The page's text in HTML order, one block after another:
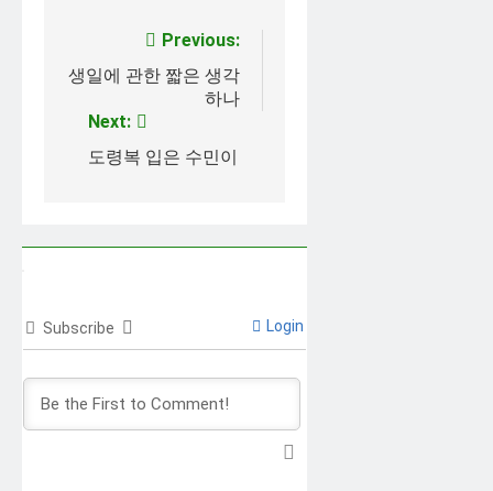
navigation
Previous:
생일에 관한 짧은 생각
하나
Next:
도령복 입은 수민이
Subscribe Login